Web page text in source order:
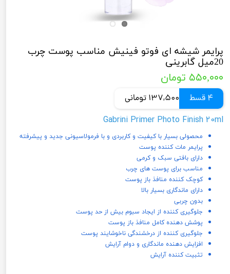
پرایمر شیشه ای فوتو فینیش مناسب پوست چرب
20میل گابرینی
۵۵۰,۰۰۰ تومان
4 قسط 137,500 تومانی
Gabrini Primer Photo Finish 20ml
محصولی بسیار با کیفیت و کاربردی و با فرمولاسیونی جدید و پیشرفته
پرایمر مات کننده پوست
دارای بافتی سبک و کرمی
مناسب برای پوست های چرب
کوچک کننده منافذ باز پوست
دارای ماندگاری بسیار بالا
بدون چربی
جلوگیری کننده از ایجاد سبوم بیش از حد پوست
پوشش دهنده کامل منافذ باز پوست
جلوگیری کننده از درخشندگی ناخوشایند پوست
افزایش دهنده ماندگاری و دوام آرایش
تثبیت کننده آرایش